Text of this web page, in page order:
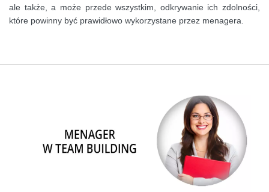
ale także, a może przede wszystkim, odkrywanie ich zdolności,
które powinny być prawidłowo wykorzystane przez menagera.